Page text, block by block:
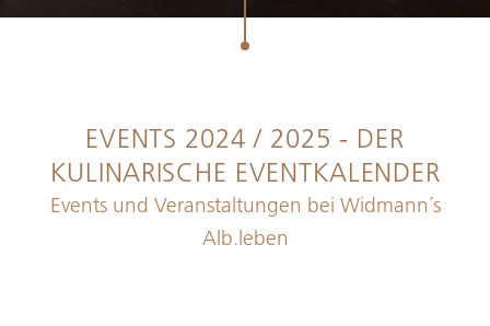
EVENTS 2024 / 2025 - DER
KULINARISCHE EVENTKALENDER
Events und Veranstaltungen bei Widmann´s
Alb.leben